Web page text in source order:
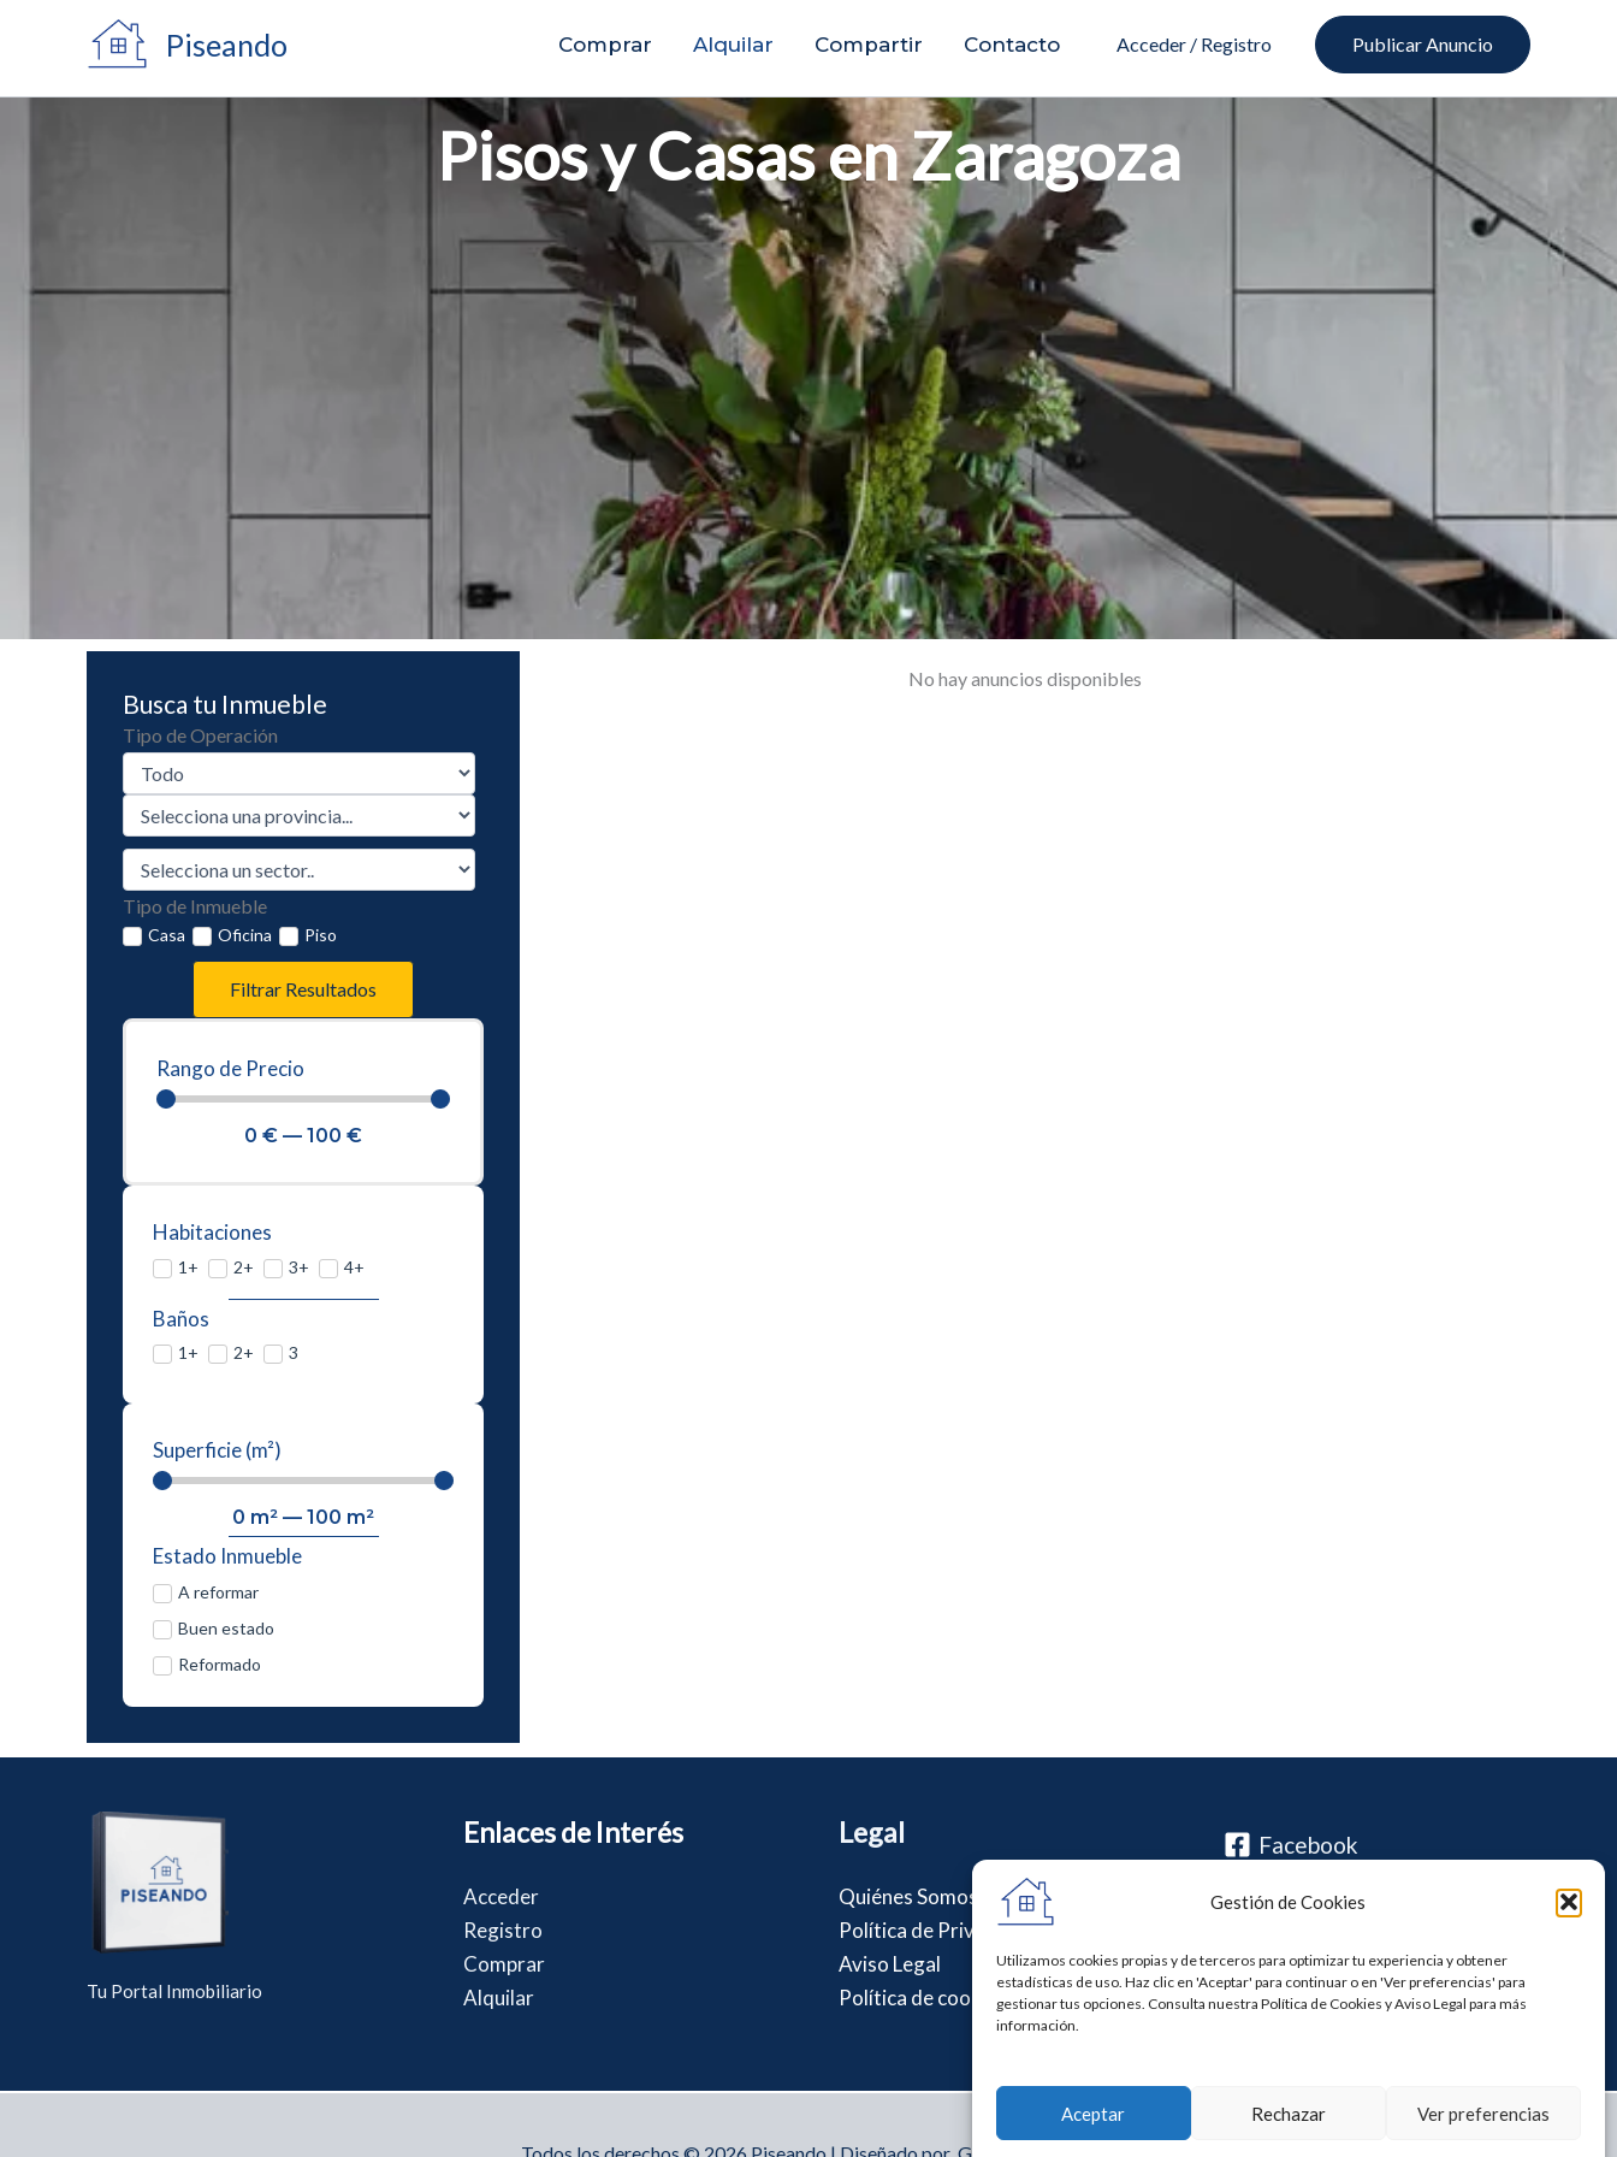
Gestión de Cookies
Utilizamos cookies propias y de terceros para optimizar tu experiencia y obtener
estadísticas de uso. Haz clic en 'Aceptar' para continuar o en 'Ver preferencias' para
gestionar tus opciones. Consulta nuestra Política de Cookies y Aviso Legal para más
información.
Aceptar Rechazar Ver preferencias
Piseando Comprar Alquilar Compartir Contacto Acceder / Registro Publicar Anuncio
Pisos y Casas en Zaragoza
Busca tu Inmueble
Tipo de Operación
Tipo de Inmueble
Casa Oficina Piso
Filtrar Resultados
Rango de Precio
0 € — 100 €
Habitaciones
1+ 2+ 3+ 4+
Baños
1+ 2+ 3
Superficie (m²)
0 m² — 100 m²
Estado Inmueble
A reformar
Buen estado
Reformado
No hay anuncios disponibles
Tu Portal Inmobiliario
Enlaces de Interés
Acceder
Registro
Comprar
Alquilar
Legal
Quiénes Somos
Política de Privacidad
Aviso Legal
Política de cookies
Facebook
Instagram
E-mail